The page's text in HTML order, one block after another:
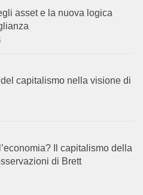
asset e la nuova logica
capitalismo nella visione di
Il capitalismo della
di Brett